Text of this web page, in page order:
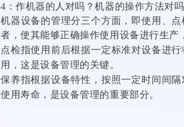
4：作机器的人对吗？机器的操作方法对
机器设备的管理分三个方面，即使用、
者，使其能够正确操作使用设备进行生产
点检指使用前后根据一定标准对设备进
用，这是设备管理的关键。
保养指根据设备特性，按照一定时间间
使用寿命，是设备管理的重要部分。